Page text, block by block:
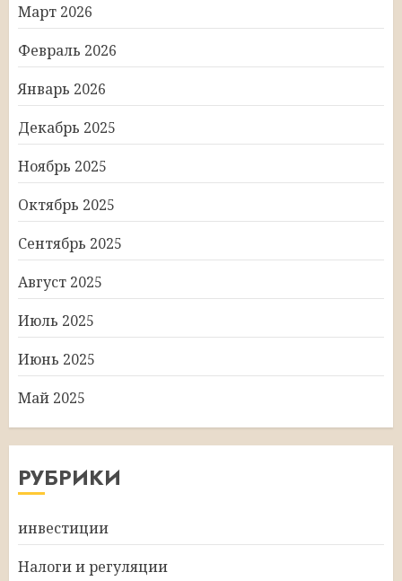
Март 2026
Февраль 2026
Январь 2026
Декабрь 2025
Ноябрь 2025
Октябрь 2025
Сентябрь 2025
Август 2025
Июль 2025
Июнь 2025
Май 2025
РУБРИКИ
инвестиции
Налоги и регуляции